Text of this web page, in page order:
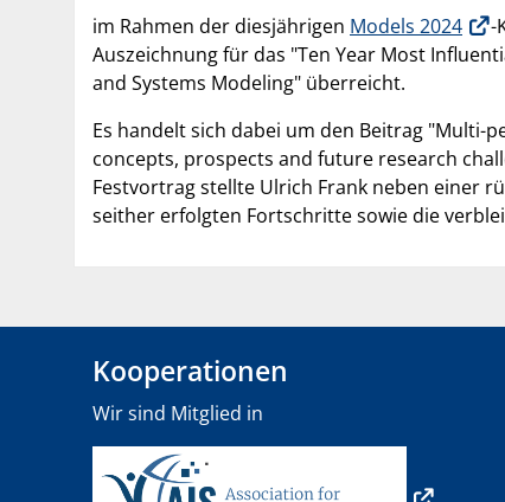
im Rahmen der diesjährigen Models 2024
-
Auszeichnung für das "Ten Year Most
and Systems Modeling" überreicht.
Es handelt sich dabei um den Beitrag
concepts, prospects and future research
Festvortrag stellte Ulrich Frank neben einer
seither erfolgten Fortschritte sowie die
Kooperationen
Wir sind Mitglied in